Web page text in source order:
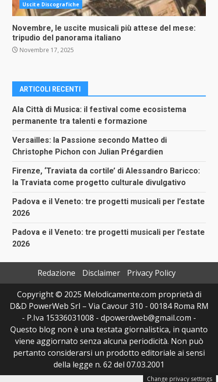
Uscite Discografiche
Novembre, le uscite musicali più attese del mese:
tripudio del panorama italiano
Novembre 17, 2025
ARTICOLI RECENTI
Ala Città di Musica: il festival come ecosistema
permanente tra talenti e formazione
Versailles: la Passione secondo Matteo di
Christophe Pichon con Julian Prégardien
Firenze, ‘Traviata da cortile’ di Alessandro Baricco:
la Traviata come progetto culturale divulgativo
Padova e il Veneto: tre progetti musicali per l’estate
2026
Padova e il Veneto: tre progetti musicali per l’estate
2026
Redazione Disclaimer
Privacy Policy
Copyright © 2025 Melodicamente.com proprietà di
D&D PowerWeb Srl – Via Cavour 310 - 00184 Roma RM
- P.Iva 15336031008 - dpowerdweb@gmail.com -
Questo blog non è una testata giornalistica, in quanto
viene aggiornato senza alcuna periodicità. Non può
pertanto considerarsi un prodotto editoriale ai sensi
della legge n. 62 del 07.03.2001
Change privacy settings